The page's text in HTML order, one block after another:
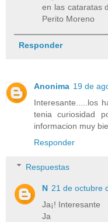
en las cataratas
Perito Moreno
Responder
Anonima 19 de
Interesante.....los
tenia curiosidad
informacion muy
Responder
Respuestas
N 21 de octubre
Ja¡! Interesante
Ja